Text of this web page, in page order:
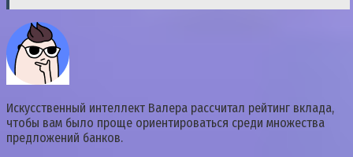
Искусственный интеллект Валера рассчитал рейтинг вклада,
чтобы вам было проще ориентироваться среди множества
предложений банков.